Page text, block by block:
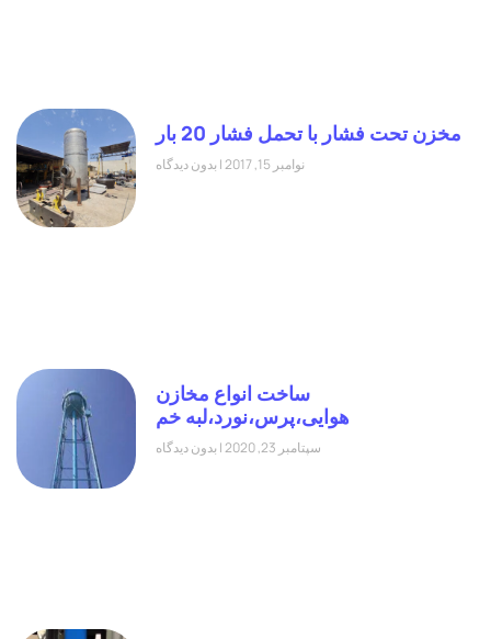
مخزن تحت فشار با تحمل فشار 20 بار
نوامبر 15, 2017 بدون دیدگاه
ساخت انواع مخازن
هوایی،پرس،نورد،لبه خم
سپتامبر 23, 2020 بدون دیدگاه